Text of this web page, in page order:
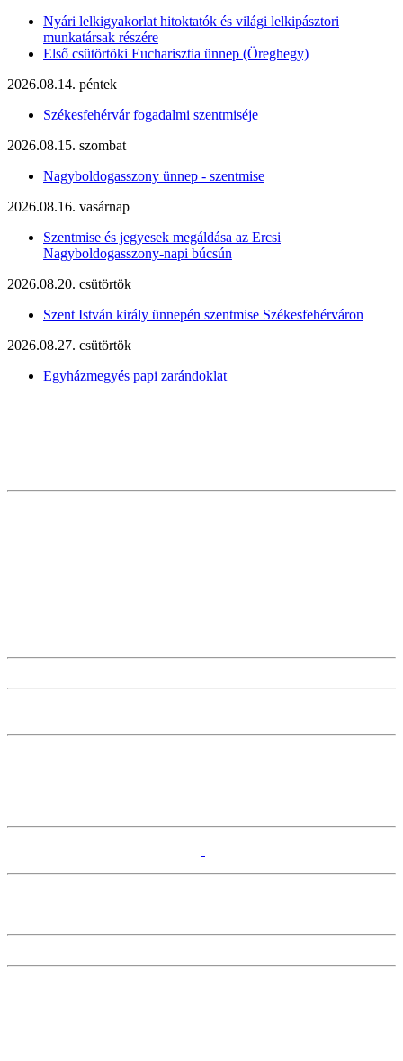
Nyári lelkigyakorlat hitoktatók és világi lelkipásztori
munkatársak részére
Első csütörtöki Eucharisztia ünnep (Öreghegy)
2026.08.14. péntek
Székesfehérvár fogadalmi szentmiséje
2026.08.15. szombat
Nagyboldogasszony ünnep - szentmise
2026.08.16. vasárnap
Szentmise és jegyesek megáldása az Ercsi
Nagyboldogasszony-napi búcsún
2026.08.20. csütörtök
Szent István király ünnepén szentmise Székesfehérváron
2026.08.27. csütörtök
Egyházmegyés papi zarándoklat